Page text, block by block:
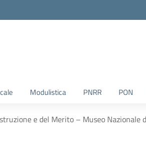
Modulistica PNRR PON
e del Merito – Museo Nazionale